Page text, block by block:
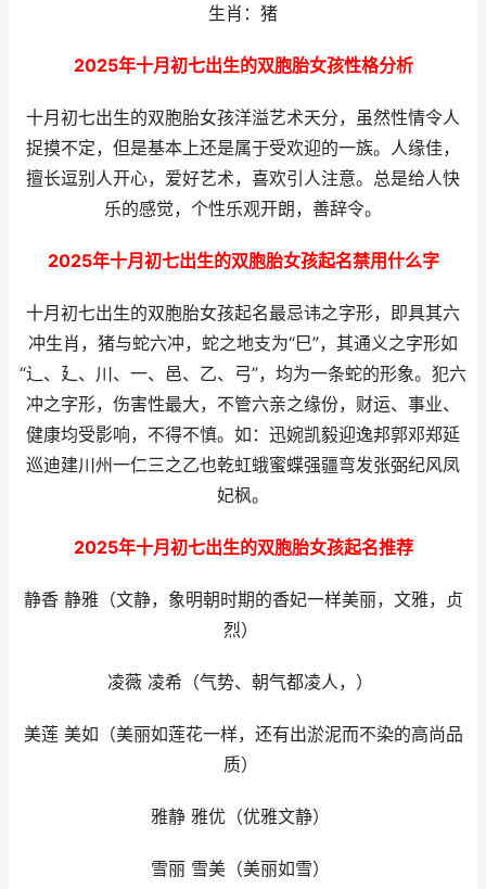
生肖：猪
2025年十月初七出生的双胞胎女孩性格分析
十月初七出生的双胞胎女孩洋溢艺术天分，虽然性情令人
捉摸不定，但是基本上还是属于受欢迎的一族。人缘佳，
擅长逗别人开心，爱好艺术，喜欢引人注意。总是给人快
乐的感觉，个性乐观开朗，善辞令。
2025年十月初七出生的双胞胎女孩起名禁用什么字
十月初七出生的双胞胎女孩起名最忌讳之字形，即具其六
冲生肖，猪与蛇六冲，蛇之地支为“巳”，其通义之字形如
“辶、廴、川、一、邑、乙、弓”，均为一条蛇的形象。犯六
冲之字形，伤害性最大，不管六亲之缘份，财运、事业、
健康均受影响，不得不慎。如：迅婉凯毅迎逸邦郭邓郑延
巡迪建川州一仁三之乙也乾虹蛾蜜蝶强疆弯发张弼纪风凤
妃枫。
2025年十月初七出生的双胞胎女孩起名推荐
静香 静雅（文静，象明朝时期的香妃一样美丽，文雅，贞
烈）
凌薇 凌希（气势、朝气都凌人，）
美莲 美如（美丽如莲花一样，还有出淤泥而不染的高尚品
质）
雅静 雅优（优雅文静）
雪丽 雪美（美丽如雪）